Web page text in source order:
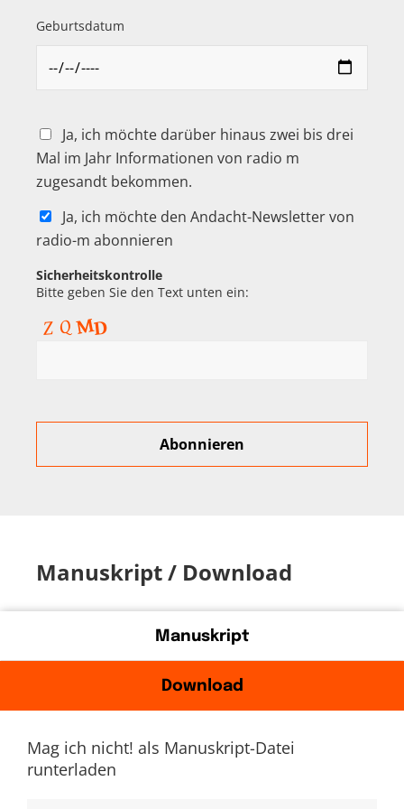
Geburtsdatum
Ja, ich möchte darüber hinaus zwei bis drei
Mal im Jahr Informationen von radio m
zugesandt bekommen.
Ja, ich möchte den Andacht-Newsletter von
radio-m abonnieren
Sicherheitskontrolle
Bitte geben Sie den Text unten ein:
Manuskript / Download
Manuskript
Download
Mag ich nicht! als Manuskript-Datei
runterladen